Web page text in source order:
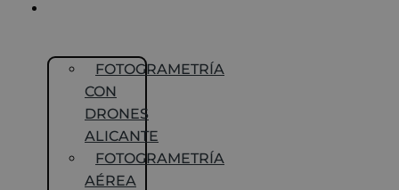
FOTOGRAMETRÍA
CON
DRONES
ALICANTE
FOTOGRAMETRÍA
AÉREA